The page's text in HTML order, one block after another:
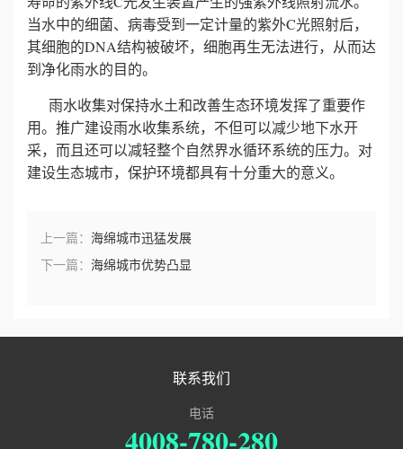
当水中的细菌、病毒受到一定计量的紫外C光照射后，
其细胞的DNA结构被破坏，细胞再生无法进行，从而达
到净化雨水的目的。
雨水收集对保持水土和改善生态环境发挥了重要作
用。推广建设雨水收集系统，不但可以减少地下水开
采，而且还可以减轻整个自然界水循环系统的压力。对
建设生态城市，保护环境都具有十分重大的意义。
上一篇： 海绵城市迅猛发展
下一篇： 海绵城市优势凸显
联系我们
电话
4008-780-280